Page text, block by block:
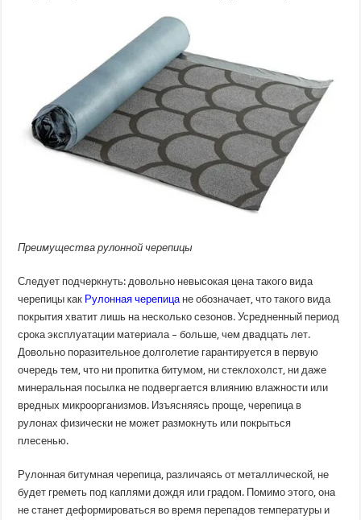
Преимущества рулонной черепицы
Следует подчеркнуть: довольно невысокая цена такого вида
черепицы как Рулонная черепицане обозначает, что такого вида
покрытия хватит лишь на несколько сезонов. Усредненный период
срока эксплуатации материала – больше, чем двадцать лет.
Довольно поразительное долголетие гарантируется в первую
очередь тем, что ни пропитка битумом, ни стеклохолст, ни даже
минеральная посылка не подвергается влиянию влажности или
вредных микроорганизмов. Изъясняясь проще, черепица в
рулонах физически не может размокнуть или покрыться
плесенью.
Рулонная битумная черепица, различаясь от металлической, не
будет греметь под каплями дождя или градом. Помимо этого, она
не станет деформироваться во время перепадов температуры и